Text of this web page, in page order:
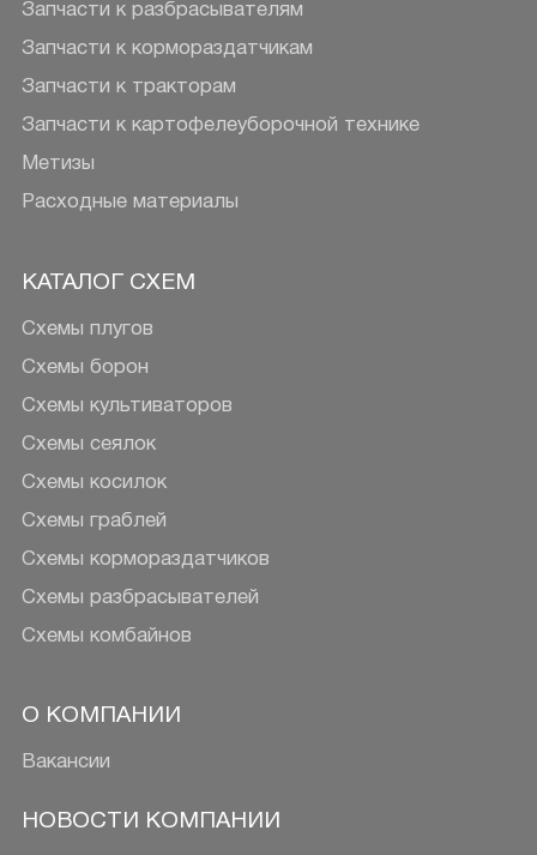
Запчасти к разбрасывателям
Запчасти к кормораздатчикам
Запчасти к тракторам
Запчасти к картофелеуборочной технике
Метизы
Расходные материалы
КАТАЛОГ СХЕМ
Схемы плугов
Схемы борон
Схемы культиваторов
Схемы сеялок
Схемы косилок
Схемы граблей
Схемы кормораздатчиков
Схемы разбрасывателей
Схемы комбайнов
О КОМПАНИИ
Вакансии
НОВОСТИ КОМПАНИИ